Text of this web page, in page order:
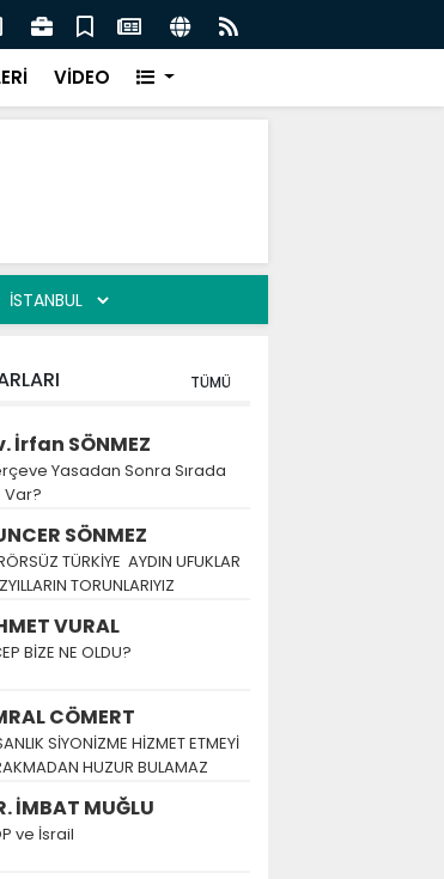
görüntülere tepki
VİDEO
TÜMÜ
İrfan SÖNMEZ
Yasadan Sonra Sırada
Var?
SÖNMEZ
TÜRKİYE AYDIN UFUKLAR
TORUNLARIYIZ
VURAL
BİZE NE OLDU?
CÖMERT
SİYONİZME HİZMET ETMEYİ
HUZUR BULAMAZ
İMBAT MUĞLU
ve İsrail